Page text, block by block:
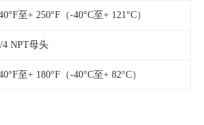
至+ 250°F（-40°C至+ 121°C）
4 NPT母头
至+ 180°F（-40°C至+ 82°C）